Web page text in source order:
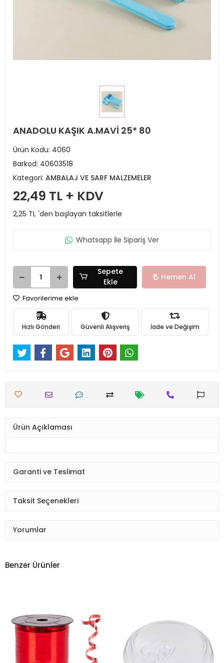
ANADOLU KAŞIK A.MAVİ 25* 80
Ürün Kodu: 4060
Barkod: 40603518
Kategori: AMBALAJ VE SARF MALZEMELER
22,49 TL + KDV
2,25 TL 'den başlayan taksitlerle
Whatsapp İle Sipariş Ver
Sepete
Ekle
Hemen Al
Favorilerime ekle
Hızlı Gönderi Güvenli Alışveriş İade ve Değişim
Ürün Açıklaması
Garanti ve Teslimat
Taksit Seçenekleri
Yorumlar
Benzer Ürünler